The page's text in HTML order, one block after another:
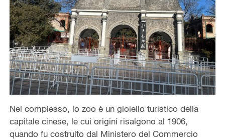
Nel complesso, lo zoo è un gioiello turistico della
capitale cinese, le cui origini risalgono al 1906,
quando fu costruito dal Ministero del Commercio